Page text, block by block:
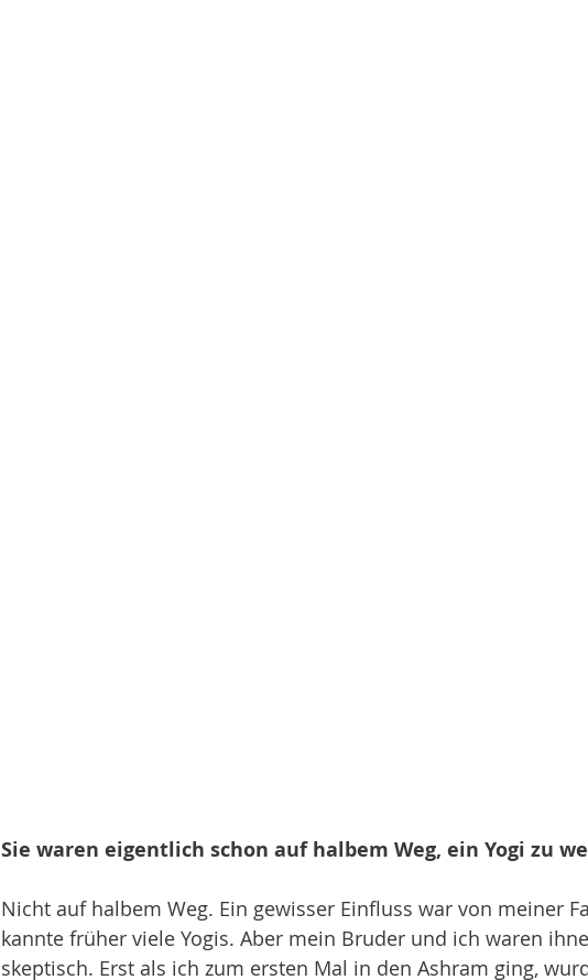
Sie waren eigentlich schon auf halbem Weg, ein Yogi zu
Nicht auf halbem Weg. Ein gewisser Einfluss war von meiner
kannte früher viele Yogis. Aber mein Bruder und ich waren
skeptisch. Erst als ich zum ersten Mal in den Ashram ging,